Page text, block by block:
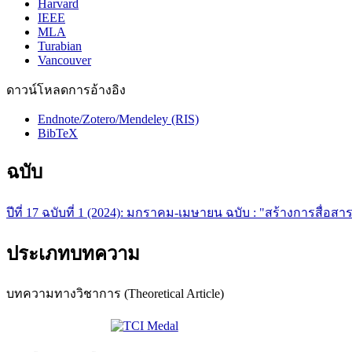
Harvard
IEEE
MLA
Turabian
Vancouver
ดาวน์โหลดการอ้างอิง
Endnote/Zotero/Mendeley (RIS)
BibTeX
ฉบับ
ปีที่ 17 ฉบับที่ 1 (2024): มกราคม-เมษายน ฉบับ : "สร้างการสื่อส
ประเภทบทความ
บทความทางวิชาการ (Theoretical Article)